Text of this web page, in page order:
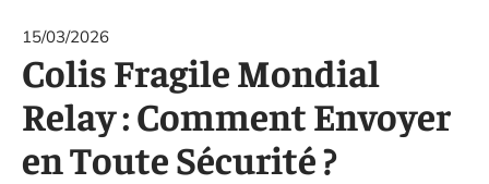
15/03/2026
Colis Fragile Mondial
Relay : Comment Envoyer
en Toute Sécurité ?